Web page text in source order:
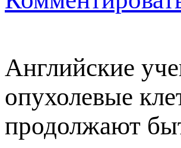
Английские
опухолевые
продолжают